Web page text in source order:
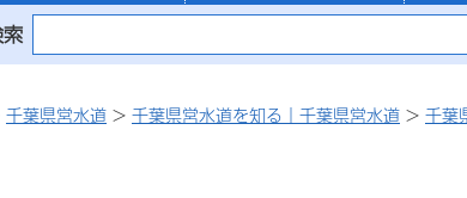
千葉県営水道 > 千葉県営水道を知る｜千葉県営水道 > 千葉